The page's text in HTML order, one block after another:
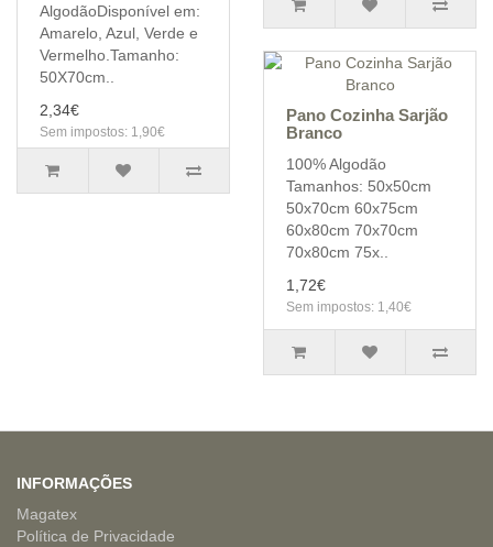
AlgodãoDisponível em:
Amarelo, Azul, Verde e
Vermelho.Tamanho:
50X70cm..
2,34€
Sem impostos: 1,90€
Pano Cozinha Sarjão
Branco
100% Algodão
Tamanhos: 50x50cm
50x70cm 60x75cm
60x80cm 70x70cm
70x80cm 75x..
1,72€
Sem impostos: 1,40€
INFORMAÇÕES
Magatex
Política de Privacidade